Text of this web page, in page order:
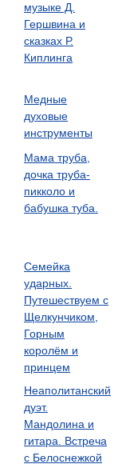
музыке Д.
Гершвина и
сказках Р.
Киплинга
Медные
духовые
инструменты
Мама труба,
дочка труба-
пикколо и
бабушка туба.
Семейка
ударных.
Путешествуем с
Щелкунчиком,
Горным
королём и
принцем
Неаполитанский
дуэт.
Мандолина и
гитара. Встреча
с Белоснежкой